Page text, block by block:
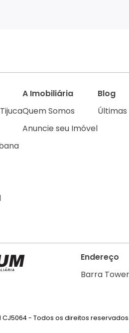
A Imobiliária
Quem Somos
Anuncie seu Imóvel
Blog
Endereço
Barra
CJ5064 - Todos os direitos reservados.